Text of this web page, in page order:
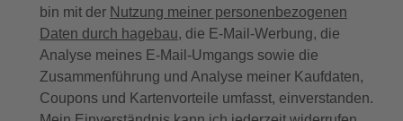
bin mit der Nutzung meiner personenbezogenen
Daten durch hagebau, die E-Mail-Werbung, die
Analyse meines E-Mail-Umgangs sowie die
Zusammenführung und Analyse meiner Kaufdaten,
Coupons und Kartenvorteile umfasst, einverstanden.